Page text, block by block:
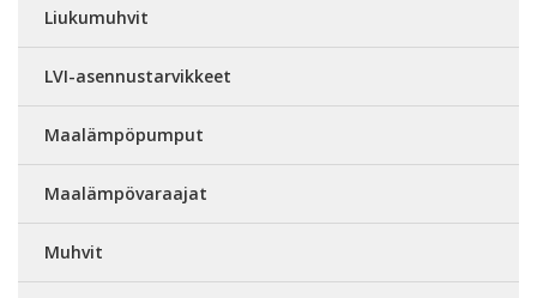
Liukumuhvit
LVI-asennustarvikkeet
Maalämpöpumput
Maalämpövaraajat
Muhvit